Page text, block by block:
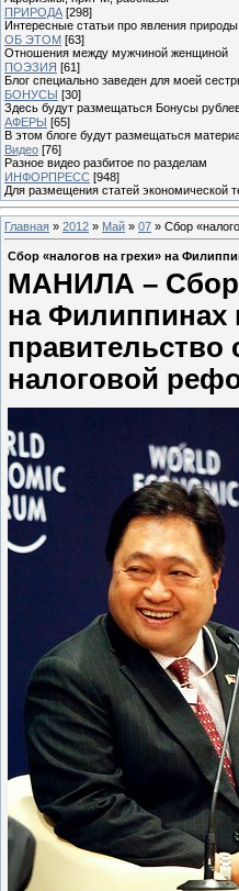
ПРИРОДА [298]
Интересные статьи про явления природы
ОБ ЭТОМ [63]
Отношения между мужчиной женщиной
ПОЭЗИЯ [61]
Блог специально заведен для моей
БОНУСЫ [30]
Здесь будут размещаться Бонусы
АФЕРЫ [65]
В этом блоге будут размещаться
Видео [76]
Разное видео разбитое по разделам
ИНФОРПРЕСС [948]
Для размещения статей экономической
Главная » 2012 » Май » 07 » Сбор
Сбор «налогов на грехи» на
МАНИЛА – Сбор
на Филиппинах
правительство
налоговой